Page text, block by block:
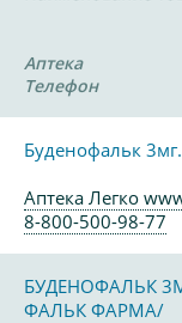
Аптека
Телефон
Буденофальк
Аптека Легко
8-800-500-98-77
БУДЕНОФАЛЬК
ФАЛЬК ФАРМА/